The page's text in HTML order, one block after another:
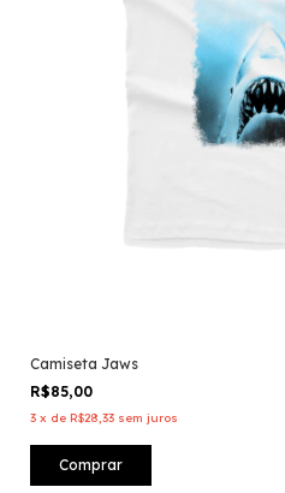
Camiseta Jaws
R$85,00
3 x de R$28,33 sem juros
Comprar